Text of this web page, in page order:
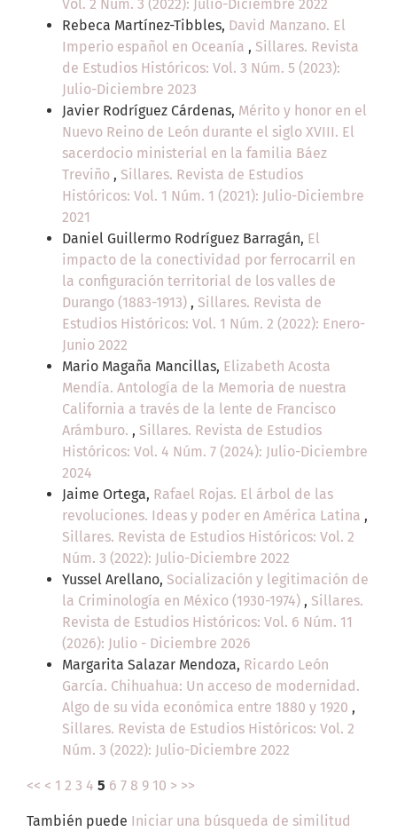
Vol. 2 Núm. 3 (2022): Julio-Diciembre 2022
Rebeca Martínez-Tibbles, David Manzano. El
Imperio español en Oceanía , Sillares. Revista
de Estudios Históricos: Vol. 3 Núm. 5 (2023):
Julio-Diciembre 2023
Javier Rodríguez Cárdenas, Mérito y honor en el
Nuevo Reino de León durante el siglo XVIII. El
sacerdocio ministerial en la familia Báez
Treviño , Sillares. Revista de Estudios
Históricos: Vol. 1 Núm. 1 (2021): Julio-Diciembre
2021
Daniel Guillermo Rodríguez Barragán, El
impacto de la conectividad por ferrocarril en
la configuración territorial de los valles de
Durango (1883-1913) , Sillares. Revista de
Estudios Históricos: Vol. 1 Núm. 2 (2022): Enero-
Junio 2022
Mario Magaña Mancillas, Elizabeth Acosta
Mendía. Antología de la Memoria de nuestra
California a través de la lente de Francisco
Arámburo. , Sillares. Revista de Estudios
Históricos: Vol. 4 Núm. 7 (2024): Julio-Diciembre
2024
Jaime Ortega, Rafael Rojas. El árbol de las
revoluciones. Ideas y poder en América Latina ,
Sillares. Revista de Estudios Históricos: Vol. 2
Núm. 3 (2022): Julio-Diciembre 2022
Yussel Arellano, Socialización y legitimación de
la Criminología en México (1930-1974) , Sillares.
Revista de Estudios Históricos: Vol. 6 Núm. 11
(2026): Julio - Diciembre 2026
Margarita Salazar Mendoza, Ricardo León
García. Chihuahua: Un acceso de modernidad.
Algo de su vida económica entre 1880 y 1920 ,
Sillares. Revista de Estudios Históricos: Vol. 2
Núm. 3 (2022): Julio-Diciembre 2022
<< < 1 2 3 4 5 6 7 8 9 10 > >>
También puede Iniciar una búsqueda de similitud